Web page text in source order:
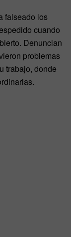
falseado los
cuando
Denuncian
problemas
trabajo, donde